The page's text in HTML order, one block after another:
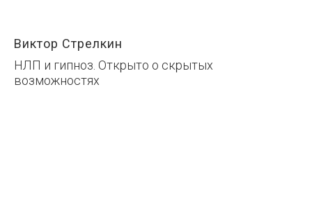
Виктор Стрелкин
НЛП и гипноз. Открыто о скрытых
возможностях